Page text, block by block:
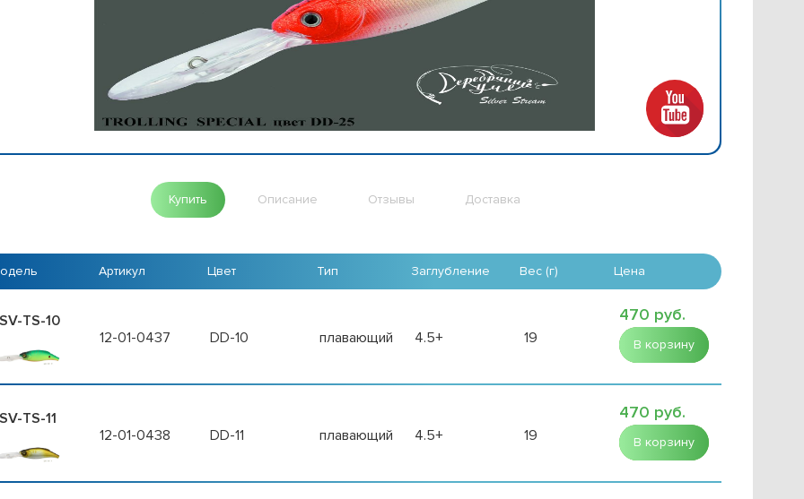
Купить Описание Отзывы Доставка
Артикул Цвет Тип Заглубление Вес (г) Цена
TS-10
12-01-0437
DD-10 плавающий 4.5+ 19
470 руб.
В корзину
TS-11
12-01-0438
DD-11 плавающий 4.5+ 19
470 руб.
В корзину